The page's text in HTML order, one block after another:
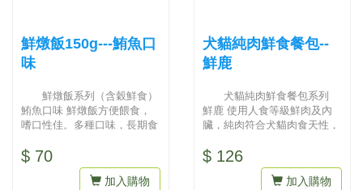
鮮燉飯150g---鮪魚口
味
鮮燉飯系列（含穀鮮食）
鮪魚口味 鮮燉飯方便餵食，
嗜口性佳。多種口味，長期食
輪...
$ 70
加入購物
犬貓純肉鮮食餐包--
鮮鹿
犬貓純肉鮮食餐包系列
鮮鹿 使用人食等級鮮肉及內
臟，純肉符合犬貓肉食天性，
養完...
$ 126
加入購物